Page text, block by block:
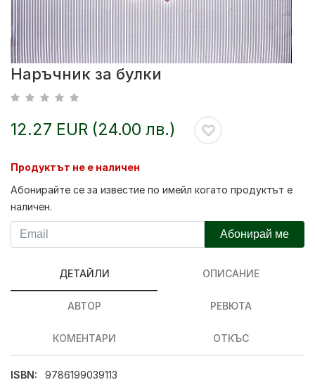
Наръчник за булки
12.27 EUR (24.00 лв.)
Продуктът не е наличен
Абонирайте се за известие по имейл когато продуктът е
наличен.
Абонирай ме
ДЕТАЙЛИ ОПИСАНИЕ
АВТОР РЕВЮТА
КОМЕНТАРИ ОТКЪС
ISBN:
9786199039113